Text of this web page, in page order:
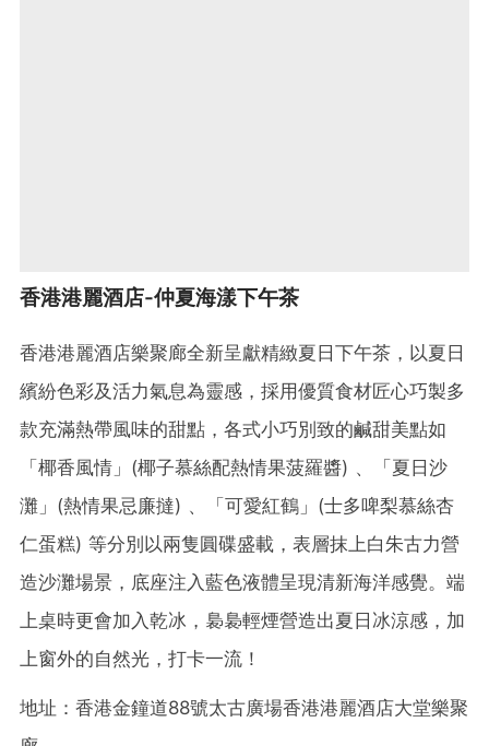
香港港麗酒店-仲夏海漾下午茶
香港港麗酒店樂聚廊全新呈獻精緻夏日下午茶，以夏日
繽紛色彩及活力氣息為靈感，採用優質食材匠心巧製多
款充滿熱帶風味的甜點，各式小巧別致的鹹甜美點如
「椰香風情」(椰子慕絲配熱情果菠羅醬) 、「夏日沙
灘」(熱情果忌廉撻) 、「可愛紅鶴」(士多啤梨慕絲杏
仁蛋糕) 等分別以兩隻圓碟盛載，表層抹上白朱古力營
造沙灘場景，底座注入藍色液體呈現清新海洋感覺。端
上桌時更會加入乾冰，裊裊輕煙營造出夏日冰涼感，加
上窗外的自然光，打卡一流！
地址：香港金鐘道88號太古廣場香港港麗酒店大堂樂聚